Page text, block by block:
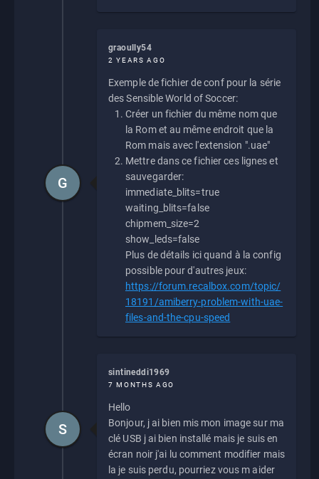
graoully54
2 YEARS AGO
Exemple de fichier de conf pour la série
des Sensible World of Soccer:
Créer un fichier du même nom que
la Rom et au même endroit que la
Rom mais avec l'extension ".uae"
Mettre dans ce fichier ces lignes et
sauvegarder:
immediate_blits=true
waiting_blits=false
chipmem_size=2
show_leds=false
Plus de détails ici quand à la config
possible pour d'autres jeux:
https://forum.recalbox.com/topic/
18191/amiberry-problem-with-uae-
files-and-the-cpu-speed
G
sintineddi1969
7 MONTHS AGO
Hello
Bonjour, j ai bien mis mon image sur ma
clé USB j ai bien installé mais je suis en
écran noir j'ai lu comment modifier mais
la je suis perdu, pourriez vous m aider
S